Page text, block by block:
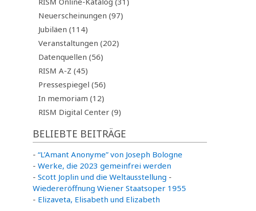
Neuerscheinungen (97)
Jubiläen (114)
Veranstaltungen (202)
Datenquellen (56)
RISM A-Z (45)
Pressespiegel (56)
In memoriam (12)
RISM Digital Center (9)
BELIEBTE BEITRÄGE
- “L’Amant Anonyme” von Joseph Bologne
- Werke, die 2023 gemeinfrei werden
- Scott Joplin und die Weltausstellung -
Wiedereröffnung Wiener Staatsoper 1955
- Elizaveta, Elisabeth und Elizabeth